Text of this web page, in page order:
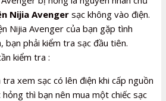
Nijia Avenger sạc không vào điện.
Nijia Avenger của bạn gặp tình
bạn phải kiểm tra sạc đầu tiên.
kiểm tra :
tra xem sạc có lên điện khi cấp nguồn
hỏng thì bạn nên mua một chiếc sạc